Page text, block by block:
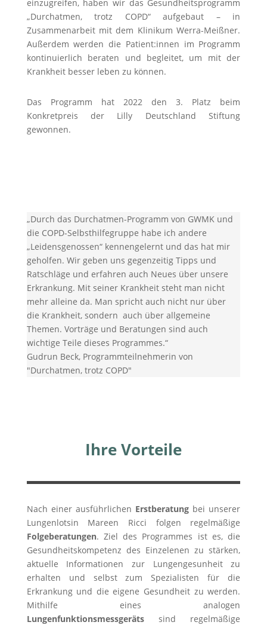
einzugreifen, haben wir das Gesundheitsprogramm
„Durchatmen, trotz COPD“ aufgebaut – in
Zusammenarbeit mit dem Klinikum Werra-Meißner.
Außerdem werden die Patient:innen im Programm
kontinuierlich beraten und begleitet, um mit der
Krankheit besser leben zu können.
Das Programm hat 2022 den 3. Platz beim
Konkretpreis der Lilly Deutschland Stiftung
gewonnen.
„Durch das Durchatmen-Programm von GWMK und
die COPD-Selbsthilfegruppe habe ich andere
„Leidensgenossen“ kennengelernt und das hat mir
geholfen. Wir geben uns gegenzeitig Tipps und
Ratschläge und erfahren auch Neues über unsere
Erkrankung. Mit seiner Krankheit steht man nicht
mehr alleine da. Man spricht auch nicht nur über
die Krankheit, sondern auch über allgemeine
Themen. Vorträge und Beratungen sind auch
wichtige Teile dieses Programmes.“
Gudrun Beck, Programmteilnehmerin von
"Durchatmen, trotz COPD"
Ihre Vorteile
Nach einer ausführlichen Erstberatung bei unserer
Lungenlotsin Mareen Ricci folgen regelmäßige
Folgeberatungen. Ziel des Programmes ist es, die
Gesundheitskompetenz des Einzelenen zu stärken,
aktuelle Informationen zur Lungengesunheit zu
erhalten und selbst zum Spezialisten für die
Erkrankung und die eigene Gesundheit zu werden.
Mithilfe eines analogen
Lungenfunktionsmessgerätssind regelmäßige